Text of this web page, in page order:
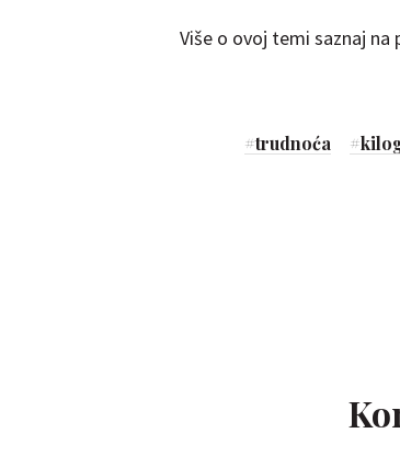
Više o ovoj temi saznaj na
#trudnoća #